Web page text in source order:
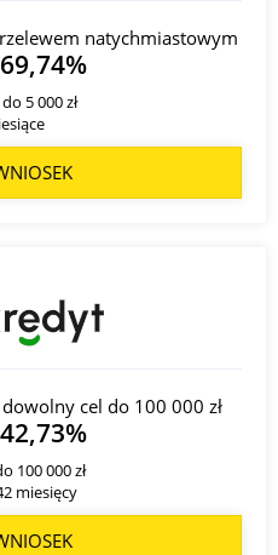
natychmiastowym
5 000 zł
cel do 100 000 zł
100 000 zł
miesięcy